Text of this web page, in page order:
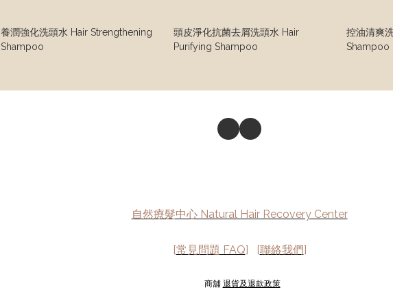
養潤強化洗頭水 Hair Strengthening
Shampoo
頭皮淨化抗菌去屑洗頭水 Hair
Purifying Shampoo
控油清爽
Shampoo
自然療髮中心 Natural Hair Recovery Center
[常見問題 FAQ] [聯絡我們]
商舖 退貨及退款政策